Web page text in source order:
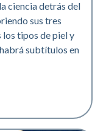
ciencia detrás del
sus tres
tipos de piel y
subtítulos en